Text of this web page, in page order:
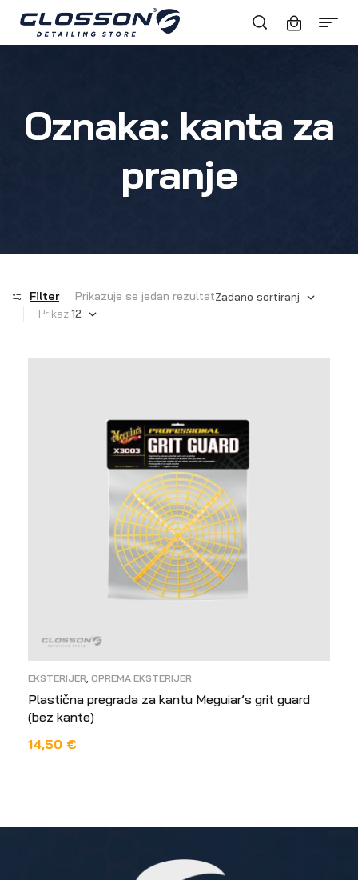
Oznaka: kanta za
pranje
Filter
Prikazuje se jedan rezultat
Prikaz
EKSTERIJER OPREMA EKSTERIJER
Plastična pregrada za kantu Meguiar’s grit guard
(bez kante)
14,50 €